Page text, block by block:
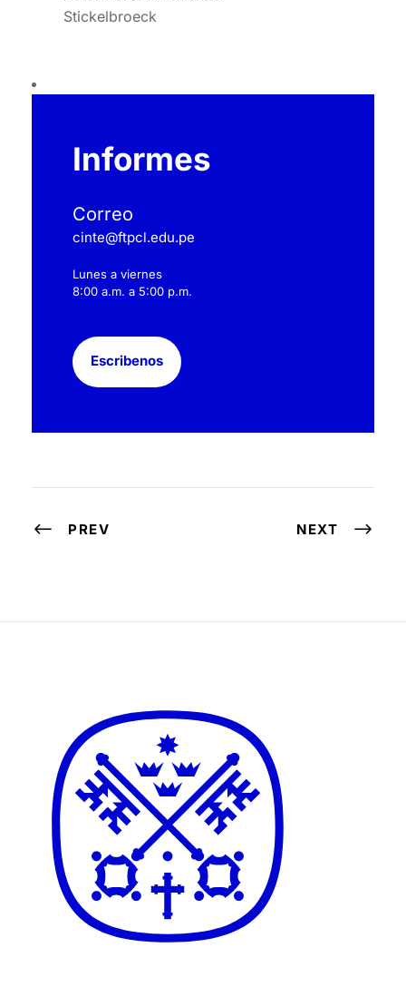
Stickelbroeck
Informes
Correo
cinte@ftpcl.edu.pe
Lunes a viernes
8:00 a.m. a 5:00 p.m.
Escribenos
PREV NEXT